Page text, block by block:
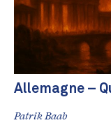
Allemagne –
Patrik Baab